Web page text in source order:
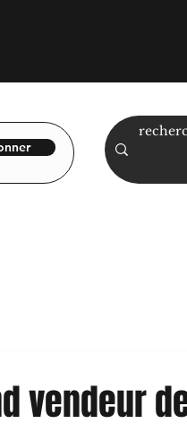
vendeur